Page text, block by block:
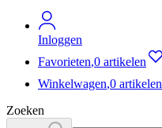
Inloggen
Favorieten,0 artikelen
Winkelwagen,0 artikelen
Zoeken